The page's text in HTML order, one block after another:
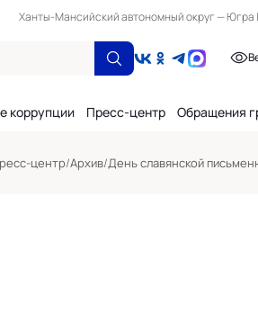
Ханты-Мансийский автономный округ — Югра
коррупции Пресс-центр Обращения
центр/Архив/День славянской